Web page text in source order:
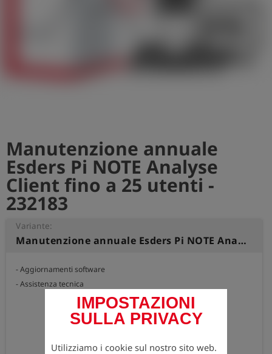
IMPOSTAZIONI
SULLA PRIVACY
Utilizziamo i cookie sul nostro sito web.
Manutenzione annuale
Esders Pi NOTE Analyse
Client fino a 25 utenti -
232183
Variante:
Manutenzione annuale Esders Pi NOTE Analyse Client fino a 25 utenti
- Aggiornamenti software
- Assistenza tecnica